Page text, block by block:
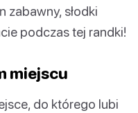
zabawny, słodki
podczas tej randki!
miejscu
do którego lubi